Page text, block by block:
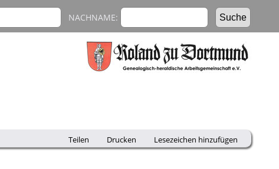
NACHNAME:
Teilen Drucken Lesezeichen hinzufügen